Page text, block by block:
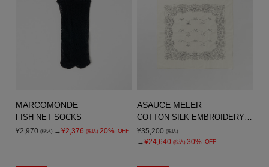
MARCOMONDE
FISH NET SOCKS
¥2,970 (税込) →¥2,376 (税込) 20% OFF
ASAUCE MELER
¥35,200 (税込)
→¥24,640 (税込) 30% OFF